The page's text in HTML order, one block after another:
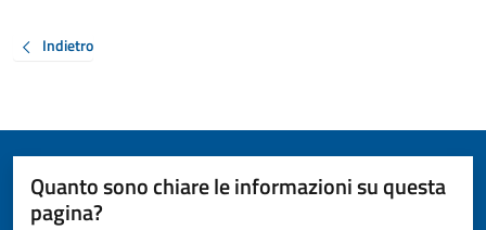
Indietro
Quanto sono chiare le informazioni su questa
pagina?